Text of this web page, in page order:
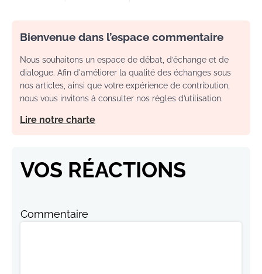
Bienvenue dans l’espace commentaire
Nous souhaitons un espace de débat, d’échange et de
dialogue. Afin d'améliorer la qualité des échanges sous
nos articles, ainsi que votre expérience de contribution,
nous vous invitons à consulter nos règles d’utilisation.
Lire notre charte
VOS RÉACTIONS
Commentaire